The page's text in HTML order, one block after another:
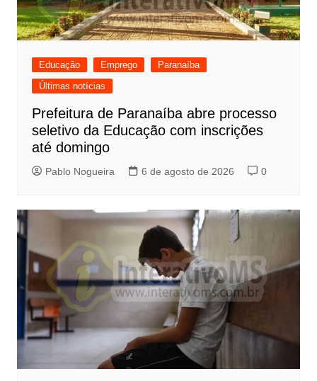
Educação Emprego
Paranaíba
Últimas notícias
Prefeitura de Paranaíba abre processo
seletivo da Educação com inscrições
até domingo
Pablo Nogueira 6 de agosto de 2026 0